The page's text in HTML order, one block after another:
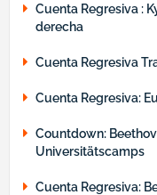
Cuenta Regresiva :
derecha
Cuenta Regresiva
Cuenta Regresiva:
Countdown:
Universitätscamps
Cuenta Regresiva: